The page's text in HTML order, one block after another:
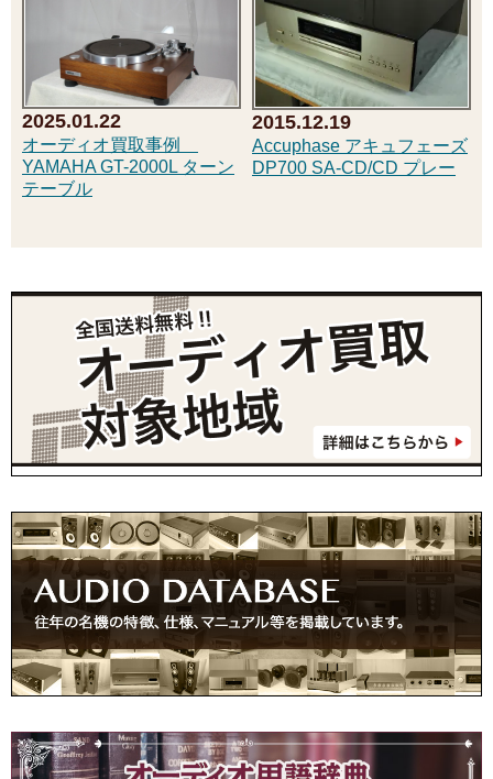
2025.01.22
オーディオ買取事例
YAMAHA GT-2000L ターン
テーブル
2015.12.19
Accuphase アキュフェーズ
DP700 SA-CD/CD プレー